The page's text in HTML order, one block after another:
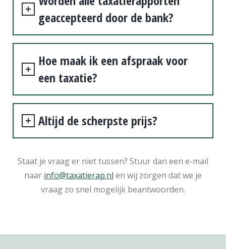
geaccepteerd door de bank?
Hoe maak ik een afspraak voor
een taxatie?
Altijd de scherpste prijs?
Staat je vraag er niet tussen? Stuur dan een e-mail
naar info@taxatierap.nl en wij zorgen dat we je
vraag zo snel mogelijk beantwoorden.